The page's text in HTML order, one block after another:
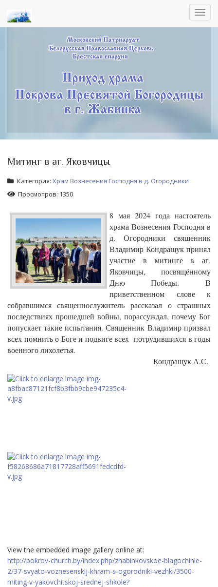
Митинг в аг. Яковчицы
Категория: Храм Вознесения Господня в д. Огородники
Просмотров: 1350
8 мая 2024 года настоятель
храма Вознесения Господня в
д. Огородники священник
Владимир Кондращук принял
участие в митинге в аг.
Яковчицы, посвящённому
Дню Победы. В
приветственном слове к
собравшимся священнослужитель рассказал о страшных
последствиях прошедшей войны, порассуждал, почему Бог
попускает такие испытания. Священник Владимир призвал
всех помнить о Боге и подвиге всех потрудившихся в годы
военного лихолетья.
Кондращук А.С.
View the embedded image gallery online at:
http://pokrov-church.by/index.php/zhabinkovskoe-blagochinie-
2/37-svyato-voznesenskij-khram-s-ogorodniki-vezhki/3500-
miting-v-yakovchitskoj-srednej-shkole?